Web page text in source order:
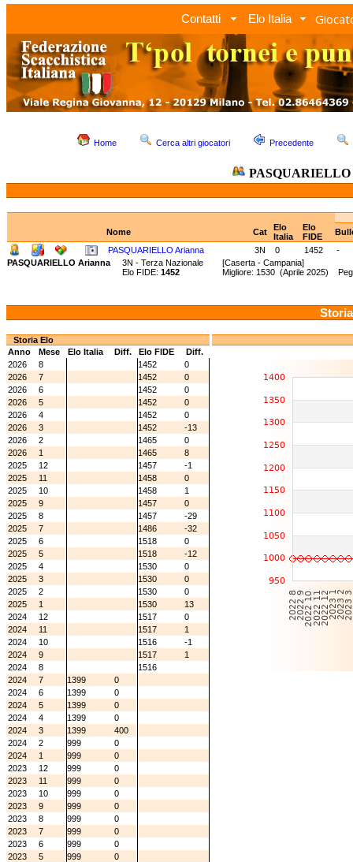
Contatti Elo Italia
Home Cerca altri giocatori Precedente
PASQUARIELLO
Nome Cat
Elo
Italia
Elo
FIDE
PASQUARIELLO Arianna
3N 0 1452
-
PASQUARIELLO Arianna
3N - Terza Nazionale [Caserta - Campania]
Elo FIDE: 1452 Migliore: 1530 (Aprile 2025)
Storia Elo
Anno
Mese Elo Italia Diff. Elo FIDE
Diff.
2026
8 1452
0
2026
7 1452
0
2026
6 1452
0
2026
5 1452
0
2026
4 1452
0
2026
3 1452
-13
2026
2 1465
0
2026
1 1465
8
2025
12 1457
-1
2025
11 1458
0
2025
10 1458
1
2025
9 1457
0
2025
8 1457
-29
2025
7 1486
-32
2025
6 1518
0
2025
5 1518
-12
2025
4 1530
0
2025
3 1530
0
2025
2 1530
0
2025
1 1530
13
2024
12 1517
0
2024
11 1517
1
2024
10 1516
-1
2024
9 1517
1
2024
8
1516
2024
7 1399
0
2024
6 1399
0
2024
5 1399
0
2024
4 1399
0
2024
3 1399
400
2024
2 999
0
2024
1 999
0
2023
12 999
0
2023
11 999
0
2023
10 999
0
2023
9 999
0
2023
8 999
0
2023
7 999
0
2023
6 999
0
2023
5 999
0